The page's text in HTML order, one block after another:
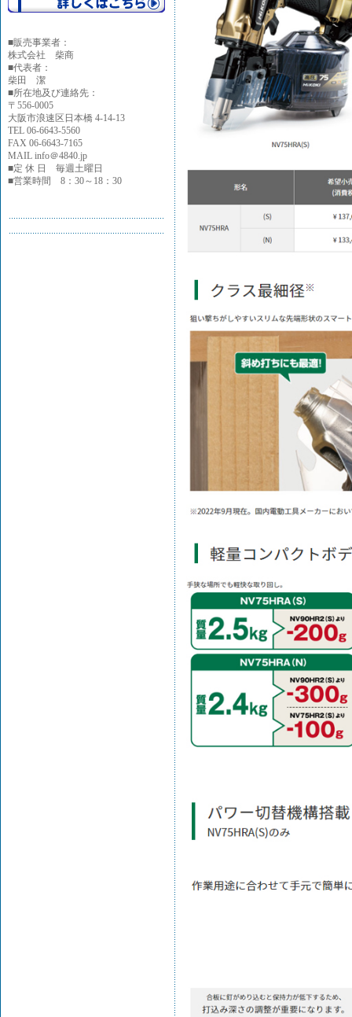
■販売事業者：
株式会社 柴商
■代表者：
柴田 潔
■所在地及び連絡先：
〒556-0005
大阪市浪速区日本橋 4-14-13
TEL 06-6643-5560
FAX 06-6643-7165
MAIL info＠4840.jp
■定 休 日 毎週土曜日
■営業時間 8：30～18：30